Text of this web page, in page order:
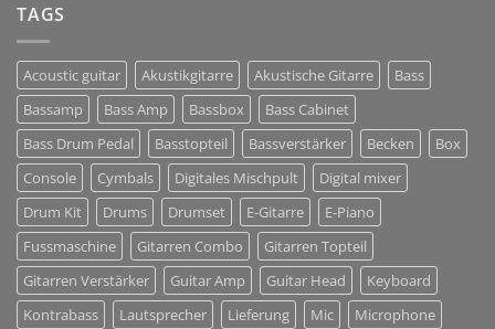
+
Tontechnik
TAGS
Acoustic guitar Akustikgitarre Akustische Gitarre
Bass
Bassamp
Bass Amp Bassbox
Bass Cabinet
Bass Drum Pedal
Basstopteil Bassverstärker Becken
Box
Console
Cymbals Digitales Mischpult
Digital mixer
Drum Kit
Drums Drumset E-Gitarre
E-Piano
Fussmaschine
Gitarren Combo
Gitarren Topteil
Gitarren Verstärker
Guitar Amp Guitar Head
Keyboard
Kontrabass
Lautsprecher Lieferung Mic
Microphone